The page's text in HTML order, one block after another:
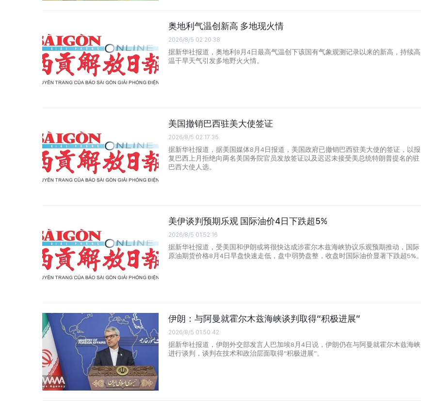
奥地利气温创新高 多地现火情
2026/8/5 02:20:38
据新华社报道，奥地利8月4日最高气温创下该国有气象观测记录以来的新高，持续高
温干旱天气引发多地野火火情。
美国撤销巴西驻美大使签证
2026/8/5 02:17:35
据新华社报道，据美国媒体8月4日报道，美国政府已撤销巴西驻美大使的签证，以报
复巴西上月拒绝向两名美国务院官员发放签证以及迟迟未接受美总统特朗普提名的驻
巴西大使人选。
美伊谈判预期乐观 国际油价4日下跌超5%
2026/8/5 01:52:16
据新华社报道，受美国和伊朗或将很快达成涉霍尔木兹海峡协议乐观预期推动，国际
原油期货价格8月4日早盘快速走低，盘中弱势盘整，收盘时国际油价显著下跌超5%。
伊朗：与阿曼就霍尔木兹海峡谈判取得“积极进展”
2026/8/5 01:50:42
据新华社报道，伊朗外交部发言人巴加埃8月4日说，伊朗仍在与阿曼就霍尔木兹海峡
进行谈判，谈判在技术和政治层面取得“积极进展”。